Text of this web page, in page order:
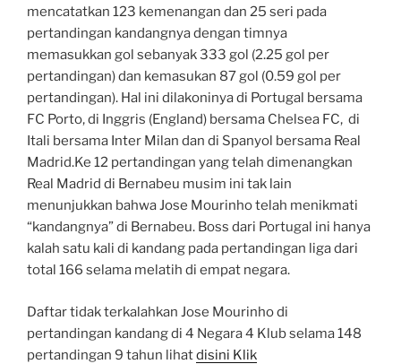
mencatatkan 123 kemenangan dan 25 seri pada
pertandingan kandangnya dengan timnya
memasukkan gol sebanyak 333 gol (2.25 gol per
pertandingan) dan kemasukan 87 gol (0.59 gol per
pertandingan). Hal ini dilakoninya di Portugal bersama
FC Porto, di Inggris (England) bersama Chelsea FC, di
Itali bersama Inter Milan dan di Spanyol bersama Real
Madrid.Ke 12 pertandingan yang telah dimenangkan
Real Madrid di Bernabeu musim ini tak lain
menunjukkan bahwa Jose Mourinho telah menikmati
“kandangnya” di Bernabeu. Boss dari Portugal ini hanya
kalah satu kali di kandang pada pertandingan liga dari
total 166 selama melatih di empat negara.
Daftar tidak terkalahkan Jose Mourinho di
pertandingan kandang di 4 Negara 4 Klub selama 148
pertandingan 9 tahun lihatdisini Klik